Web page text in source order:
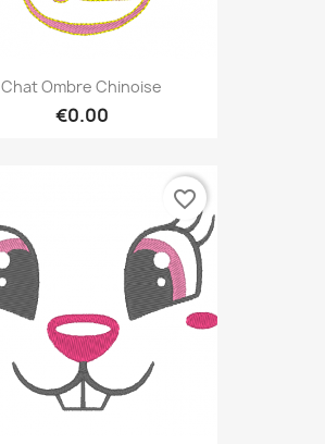
Chat Ombre Chinoise
€0.00
favorite_border